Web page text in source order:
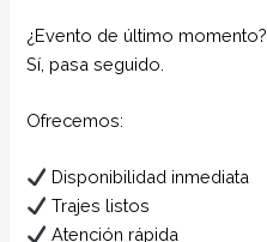
¿Evento de último momento?
Sí, pasa seguido.
Ofrecemos:
Disponibilidad inmediata
Trajes listos
Atención rápida